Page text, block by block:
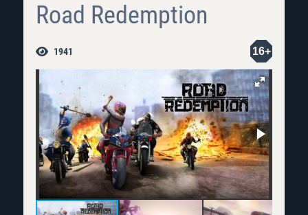
Road Redemption
1941 16+